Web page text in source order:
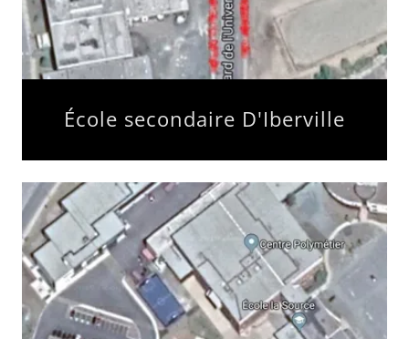
École secondaire D'Iberville